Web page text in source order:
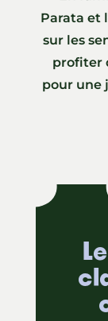
Parata et
sur les
profiter
pour une